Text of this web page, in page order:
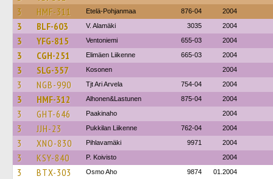
3 HMF-311 Etelä-Pohjanmaa 876-04 2004
3 BLF-603 V. Alamäki 3035 2004
3 YFG-815 Ventoniemi 655-03 2004
3 CGH-251 Elimäen Liikenne 665-03 2004
3 SLG-357 Kosonen 2004
3 NGB-990 Tjt Ari Arvela 754-04 2004
3 HMF-312 Alhonen&Lastunen 875-04 2004
3 GHT-646 Paakinaho 2004
3 JJH-23 Pukkilan Liikenne 762-04 2004
3 XNO-830 Pihlavamäki 9971 2004
3 KSY-840 P. Koivisto 2004
3 BTX-303 Osmo Aho 9874 01.2004